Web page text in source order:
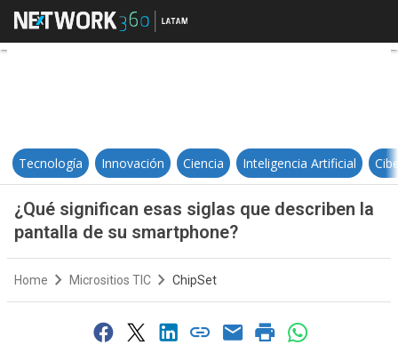
¿Qué significan esas siglas que
Tecnología Innovación Ciencia Inteligencia Artificial
¿Qué significan esas siglas que describen la
pantalla de su smartphone?
Home Micrositios TIC ChipSet